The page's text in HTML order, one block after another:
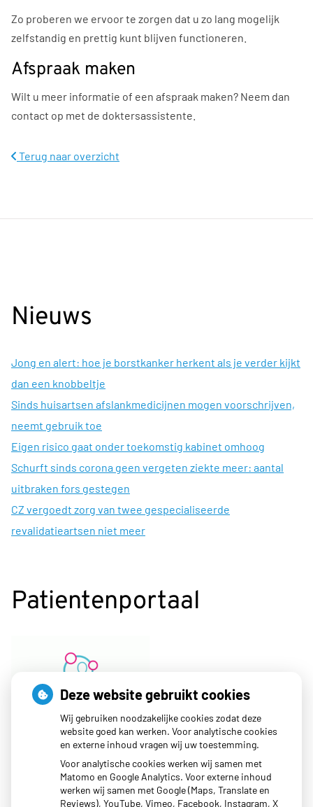
Zo proberen we ervoor te zorgen dat u zo lang mogelijk
zelfstandig en prettig kunt blijven functioneren.
Afspraak maken
Wilt u meer informatie of een afspraak maken? Neem dan
contact op met de doktersassistente.
Terug naar overzicht
Nieuws
Jong en alert: hoe je borstkanker herkent als je verder kijkt
dan een knobbeltje
Sinds huisartsen afslankmedicijnen mogen voorschrijven,
neemt gebruik toe
Eigen risico gaat onder toekomstig kabinet omhoog
Schurft sinds corona geen vergeten ziekte meer: aantal
uitbraken fors gestegen
CZ vergoedt zorg van twee gespecialiseerde
revalidatieartsen niet meer
Patientenportaal
Deze website gebruikt cookies
Wij gebruiken noodzakelijke cookies zodat deze
website goed kan werken. Voor analytische cookies
en externe inhoud vragen wij uw toestemming.
Voor analytische cookies werken wij samen met
Matomo en Google Analytics. Voor externe inhoud
werken wij samen met Google (Maps, Translate en
Reviews), YouTube, Vimeo, Facebook, Instagram, X